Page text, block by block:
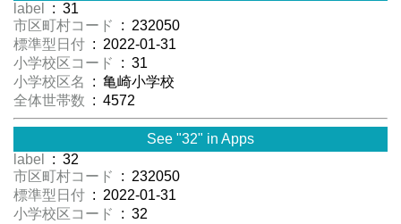
label
: 31
市区町村コード
: 232050
標準型日付 : 2022-01-31
小学校区コード
: 31
小学校区名
: 亀崎小学校
全体世帯数 : 4572
See "32" in Apps
label
: 32
市区町村コード
: 232050
標準型日付 : 2022-01-31
小学校区コード
: 32